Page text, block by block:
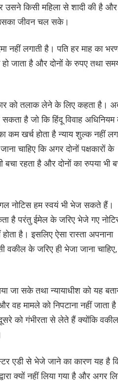
उसने किसी महिला से शादी की है और
जीवन चल सके।
नहीं लगाती है। पति हर माह का
जाता है और दोनों के रुपए तथा
को तलाक लेने के लिए कहता है।
है जो कि हिंदू विवाह अधिनियम
कम खर्च होता है न्याय शुल्क नहीं
चाहिए कि अगर दोनों पक्षकारों के
बचा रहता है और दोनों का रुपया भी
नोटिस हम स्वयं भी भेज सकते हैं।
है परंतु ईमेल के जरिए भेजे गए
है। इसलिए ऐसा रास्ता अपनाना
के जरिए ही भेजा जाना चाहिए,
जा सके तथा न्यायाधीश को यह
वह मामले को निपटाना नहीं जाता
को गंभीरता से लेते हैं क्योंकि वकील
एडी से भेजे जाने का कारण यह है
क्यों नहीं लिया गया है और अगर